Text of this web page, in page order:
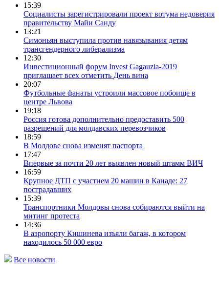
15:39
Социалисты зарегистрировали проект вотума недоверия
правительству Майи Санду
13:21
Симоньян выступила против навязывания детям
трансгендерного либерализма
12:30
Инвестиционный форум Invest Gagauzia-2019
приглашает всех отметить День вина
20:07
Футбольные фанаты устроили массовое побоище в
центре Львова
19:18
Россия готова дополнительно предоставить 500
разрешений для молдавских перевозчиков
18:59
В Молдове снова изменят паспорта
17:47
Впервые за почти 20 лет выявлен новый штамм ВИЧ
16:59
Крупное ДТП с участием 20 машин в Канаде: 27
пострадавших
15:39
Транспортники Молдовы снова собираются выйти на
митинг протеста
14:36
В аэропорту Кишинева изъяли багаж, в котором
находилось 50 000 евро
Все новости